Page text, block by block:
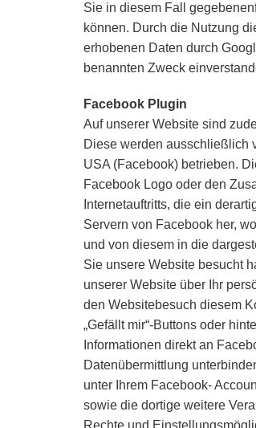
Sie in diesem Fall
können. Durch die Nutzung
erhobenen Daten durch
benannten Zweck
Facebook Plugin
Auf unserer Website sind
Diese werden ausschließlich
USA (Facebook) betrieben.
Facebook Logo oder den
Internetauftritts, die ein
Servern von Facebook her,
und von diesem in die
Sie unsere Website besucht
unserer Website über Ihr
den Websitebesuch diesem
„Gefällt mir“-Buttons oder
Informationen direkt an
Datenübermittlung
unter Ihrem Facebook-
sowie die dortige weitere